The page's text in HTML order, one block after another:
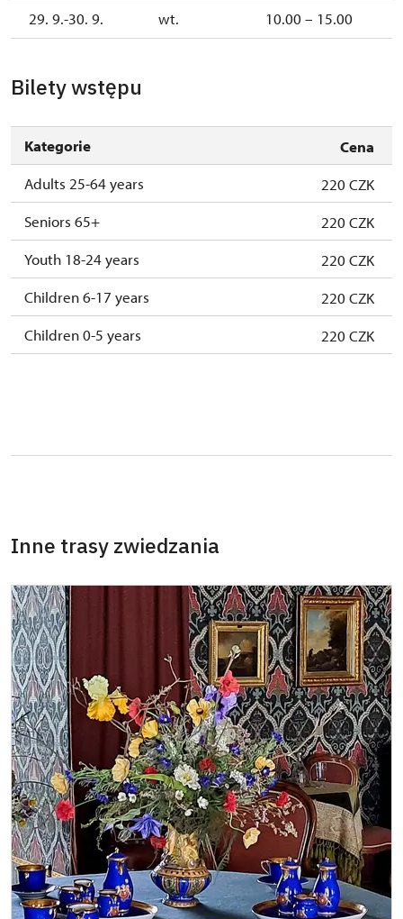
29. 9.-30. 9. wt. 10.00 – 15.00
Bilety wstępu
Kategorie
Cena
Adults 25-64 years
220 CZK
Seniors 65+
220 CZK
Youth 18-24 years
220 CZK
Children 6-17 years
220 CZK
Children 0-5 years
220 CZK
Inne trasy zwiedzania